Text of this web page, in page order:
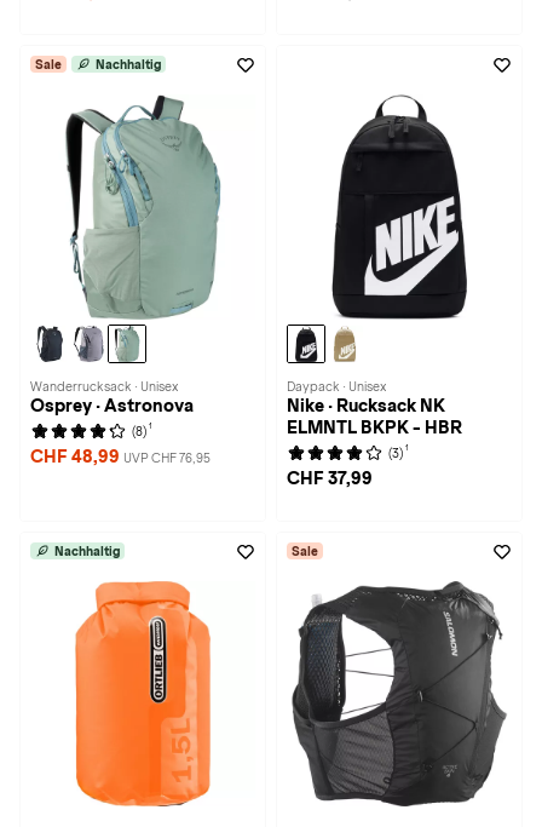
Sale Nachhaltig
Wanderrucksack · Unisex
Osprey · Astronova
(8) 1
CHF 48,99 UVP CHF 76,95
Daypack · Unisex
Nike · Rucksack NK
ELMNTL BKPK - HBR
(3) 1
CHF 37,99
Nachhaltig Sale